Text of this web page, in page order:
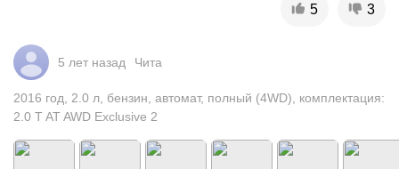
5 3
5 лет назад Чита
2016 год 2.0 л бензин автомат, полный (4WD)
комплектация:
2.0 T AT AWD Exclusive 2